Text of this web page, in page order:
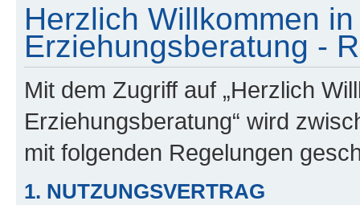
Herzlich Willkommen
Erziehungsberatung -
Mit dem Zugriff auf „Herzlich
Erziehungsberatung“ wird
mit folgenden Regelungen
1. NUTZUNGSVERTRAG